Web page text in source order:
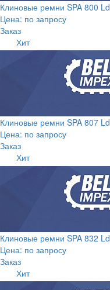
Клиновые ремни SPA 800 Ld
Цена: по запросу
Заказ
Хит
Клиновые ремни SPA 807 Ld
Цена: по запросу
Заказ
Хит
Клиновые ремни SPA 832 Ld
Цена: по запросу
Заказ
Хит